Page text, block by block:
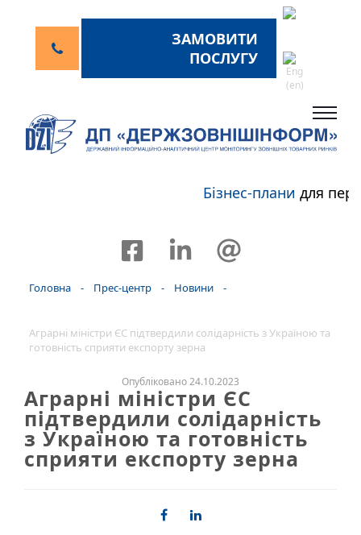
ЗАМОВИТИ
ПОСЛУГУ
Бізнес-планидля
Головна - Прес-центр - Новини -
Аграрні міністри ЄС підтвердили солідарність з Україною та
готовність сприяти експорту зерна
Опубліковано 24.10.2023
Аграрні міністри ЄС
підтвердили солідарність
з Україною та готовність
сприяти експорту зерна